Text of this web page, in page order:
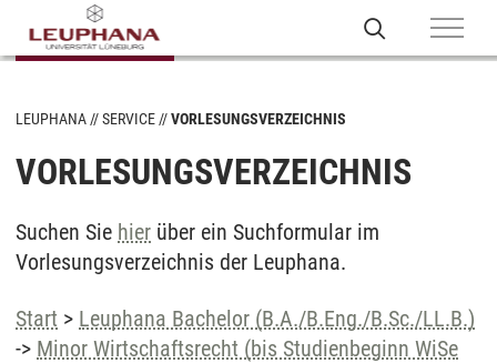
LEUPHANA SERVICE VORLESUNGSVERZEICHNIS
VORLESUNGSVERZEICHNIS
Suchen Sie hier über ein Suchformular im
Vorlesungsverzeichnis der Leuphana.
Start > Leuphana Bachelor (B.A./B.Eng./B.Sc./LL.B.)
-> Minor Wirtschaftsrecht (bis Studienbeginn WiSe